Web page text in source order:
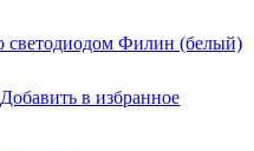
Добавить в избранное